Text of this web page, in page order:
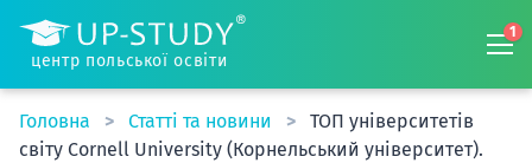
центр польської освіти
1
Головна Статті та новини
ТОП університетів
світу Cornell University (Корнельський університет).